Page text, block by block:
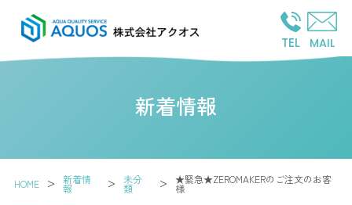
TEL MAIL
新着情報
HOME > 新着情
報 > 未分
類 > ★緊急★ZEROMAKERのご注文のお客
様